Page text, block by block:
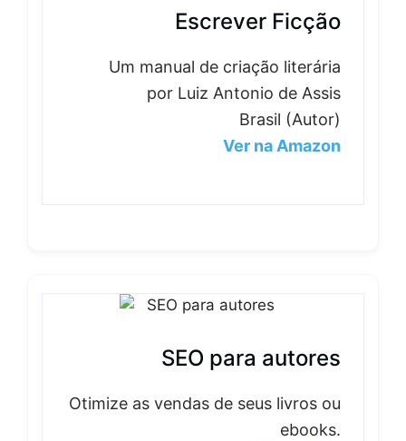
Escrever Ficção
Um manual de criação literária
por Luiz Antonio de Assis
Brasil (Autor)
Ver na Amazon
SEO para autores
Otimize as vendas de seus livros ou
ebooks.